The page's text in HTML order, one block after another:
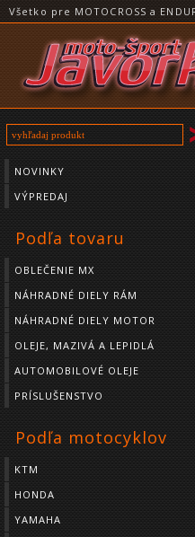
Všetko pre MOTOCROSS a
NOVINKY
VÝPREDAJ
Podľa tovaru
OBLEČENIE MX
NÁHRADNÉ DIELY RÁM
NÁHRADNÉ DIELY MOTOR
OLEJE, MAZIVÁ A LEPIDLÁ
AUTOMOBILOVÉ OLEJE
PRÍSLUŠENSTVO
Podľa motocyklov
KTM
HONDA
YAMAHA